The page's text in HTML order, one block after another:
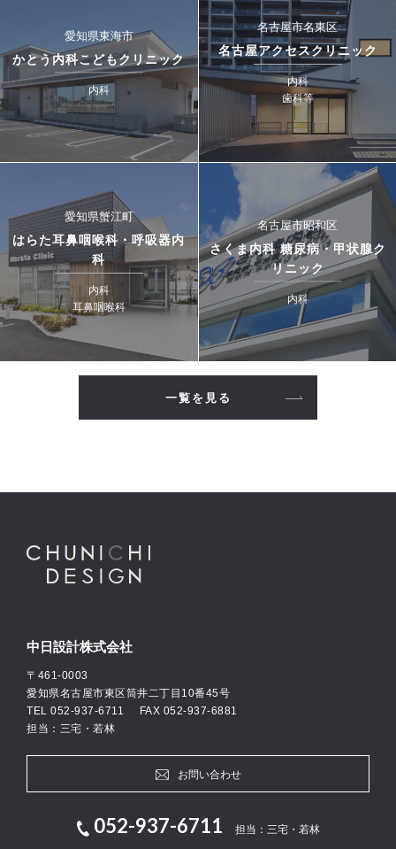
愛知県東海市
かとう内科こどもクリニック
内科
名古屋市名東区
名古屋アクセスクリニック
内科
歯科等
愛知県蟹江町
はらた耳鼻咽喉科・呼吸器内
科
内科
耳鼻咽喉科
名古屋市昭和区
さくま内科 糖尿病・甲状腺ク
リニック
内科
一覧を見る
中日設計株式会社
〒461-0003
愛知県名古屋市東区筒井二丁目10番45号
TEL 052-937-6711 FAX 052-937-6881
担当：三宅・若林
お問い合わせ
052-937-6711 担当：三宅・若林